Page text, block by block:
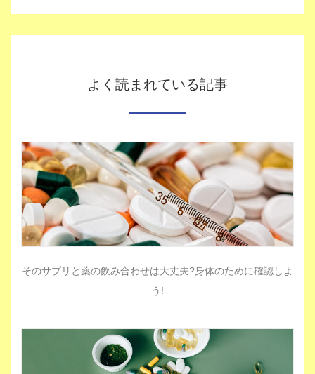
よく読まれている記事
そのサプリと薬の飲み合わせは大丈夫?身体のために確認しよ
う!